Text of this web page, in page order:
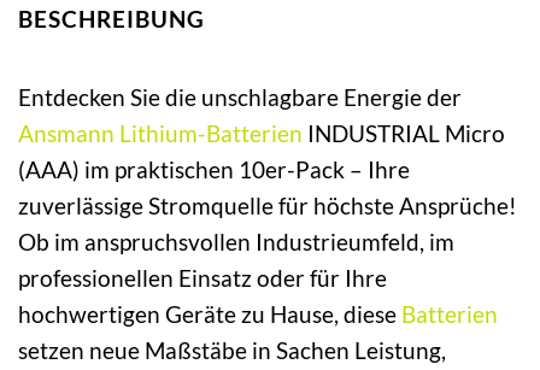
BESCHREIBUNG
Entdecken Sie die unschlagbare Energie der
Ansmann Lithium-Batterien INDUSTRIAL Micro
(AAA) im praktischen 10er-Pack – Ihre
zuverlässige Stromquelle für höchste Ansprüche!
Ob im anspruchsvollen Industrieumfeld, im
professionellen Einsatz oder für Ihre
hochwertigen Geräte zu Hause, diese Batterien
setzen neue Maßstäbe in Sachen Leistung,